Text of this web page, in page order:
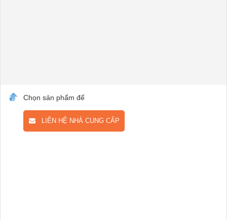
Chọn sản phẩm để
LIÊN HỆ NHÀ CUNG CẤP